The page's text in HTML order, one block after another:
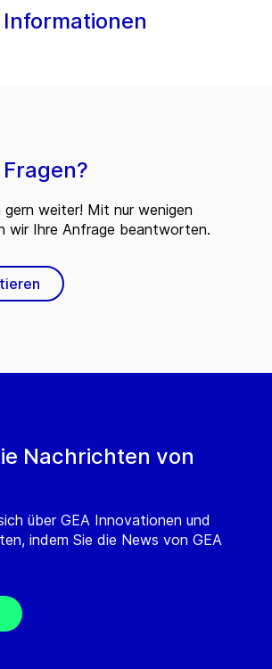
Nachrichten von
über GEA Innovationen und
indem Sie die News von GEA
gern weiter! Mit nur wenigen
wir Ihre Anfrage beantworten.